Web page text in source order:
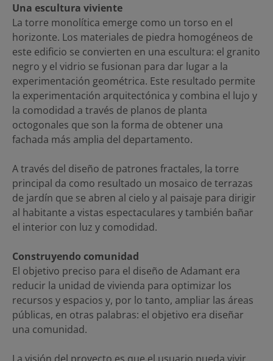
Una escultura viviente
La torre monolítica emerge como un torso en el
horizonte. Los materiales de piedra homogéneos de
este edificio se convierten en una escultura: el granito
negro y el vidrio se fusionan para dar lugar a la
experimentación geométrica. Este resultado permite
la experimentación arquitectónica y combina el lujo y
la comodidad a través de planos de planta
octogonales que son la forma de obtener una
fachada más amplia del departamento.
A través del diseño de patrones fractales, la torre
principal da como resultado un mosaico de terrazas
de jardín que se abren al cielo y al paisaje para dirigir
al habitante a vistas espectaculares y también bañar
el interior con luz y comodidad.
Construyendo comunidad
El objetivo preciso para el diseño de Adamant era
reducir la unidad de vivienda para optimizar los
recursos y espacios y, por lo tanto, ampliar las áreas
públicas, en otras palabras: el objetivo era diseñar
una comunidad.